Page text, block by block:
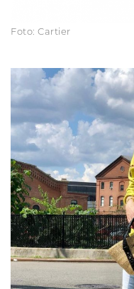
Foto: Cartier